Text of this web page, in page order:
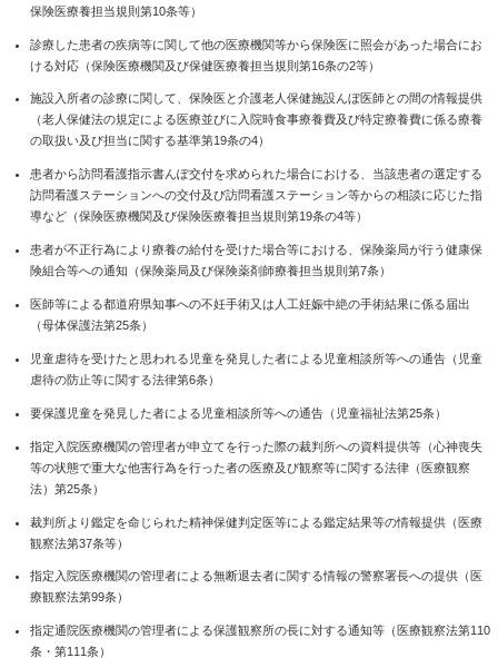
保険医療養担当規則第10条等）
診療した患者の疾病等に関して他の医療機関等から保険医に照会があった場合にお
ける対応（保険医療機関及び保健医療養担当規則第16条の2等）
施設入所者の診療に関して、保険医と介護老人保健施設んぼ医師との間の情報提供
（老人保健法の規定による医療並びに入院時食事療養費及び特定療養費に係る療養
の取扱い及び担当に関する基準第19条の4）
患者から訪問看護指示書んぽ交付を求められた場合における、当該患者の選定する
訪問看護ステーションへの交付及び訪問看護ステーション等からの相談に応じた指
導など（保険医療機関及び保険医療養担当規則第19条の4等）
患者が不正行為により療養の給付を受けた場合等における、保険薬局が行う健康保
険組合等への通知（保険薬局及び保険薬剤師療養担当規則第7条）
医師等による都道府県知事への不妊手術又は人工妊娠中絶の手術結果に係る届出
（母体保護法第25条）
児童虐待を受けたと思われる児童を発見した者による児童相談所等への通告（児童
虐待の防止等に関する法律第6条）
要保護児童を発見した者による児童相談所等への通告（児童福祉法第25条）
指定入院医療機関の管理者が申立てを行った際の裁判所への資料提供等（心神喪失
等の状態で重大な他害行為を行った者の医療及び観察等に関する法律（医療観察
法）第25条）
裁判所より鑑定を命じられた精神保健判定医等による鑑定結果等の情報提供（医療
観察法第37条等）
指定入院医療機関の管理者による無断退去者に関する情報の警察署長への提供（医
療観察法第99条）
指定通院医療機関の管理者による保護観察所の長に対する通知等（医療観察法第110
条・第111条）